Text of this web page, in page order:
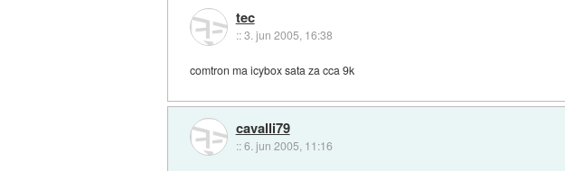
tec
::3. jun 2005, 16:38
comtron ma icybox sata za cca 9k
cavalli79
::6. jun 2005, 11:16